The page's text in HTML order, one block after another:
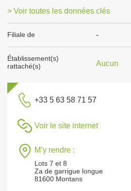
> Voir toutes les données clés
Filiale de -
Établissement(s)
rattaché(s)
Aucun
+33 5 63 58 71 57
Voir le site internet
M’y rendre :
Lots 7 et 8
Za de garrigue longue
81600 Montans